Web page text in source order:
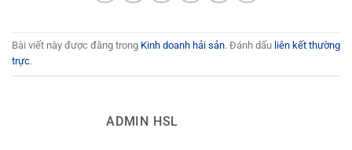
Bài viết này được đăng trong Kinh doanh hải sản. Đánh dấu liên kết thường
trực.
ADMIN HSL